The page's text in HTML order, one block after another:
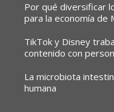
Por qué diversificar
para la economía de
TikTok y Disney
contenido con
La microbiota
humana